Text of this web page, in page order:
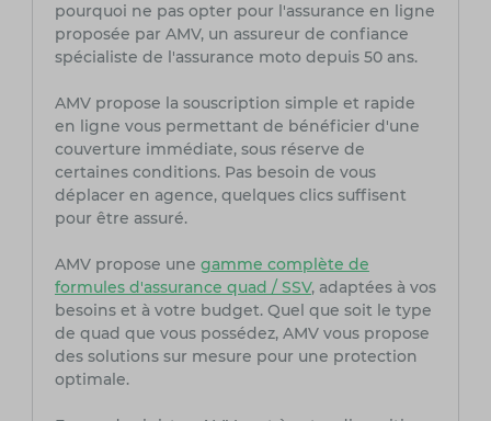
pourquoi ne pas opter pour l'assurance en ligne
proposée par AMV, un assureur de confiance
spécialiste de l'assurance moto depuis 50 ans.
AMV propose la souscription simple et rapide
en ligne vous permettant de bénéficier d'une
couverture immédiate, sous réserve de
certaines conditions. Pas besoin de vous
déplacer en agence, quelques clics suffisent
pour être assuré.
AMV propose une gamme complète de
formules d'assurance quad / SSV, adaptées à vos
besoins et à votre budget. Quel que soit le type
de quad que vous possédez, AMV vous propose
des solutions sur mesure pour une protection
optimale.